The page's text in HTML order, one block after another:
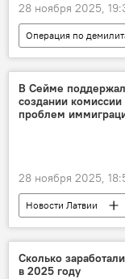
28 ноября 2025,
Операция по
Мультимедиа
вооружения
военная техника
В Сейме
создании
проблем
28 ноября 2025,
Новости Латвии
Латвия
Сколько
в 2025 году